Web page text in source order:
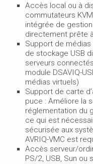
Accès local ou à
commutateurs
intégrée de
directement prête
Support de médias
de stockage USB
serveurs
module DSAVIQ-
médias virtuels)
Support de carte
puce : Améliore la
réglementation du
ce qui est
sécurisée aux
AVRIQ-VMC est
Accès serveur/
PS/2, USB, Sun ou